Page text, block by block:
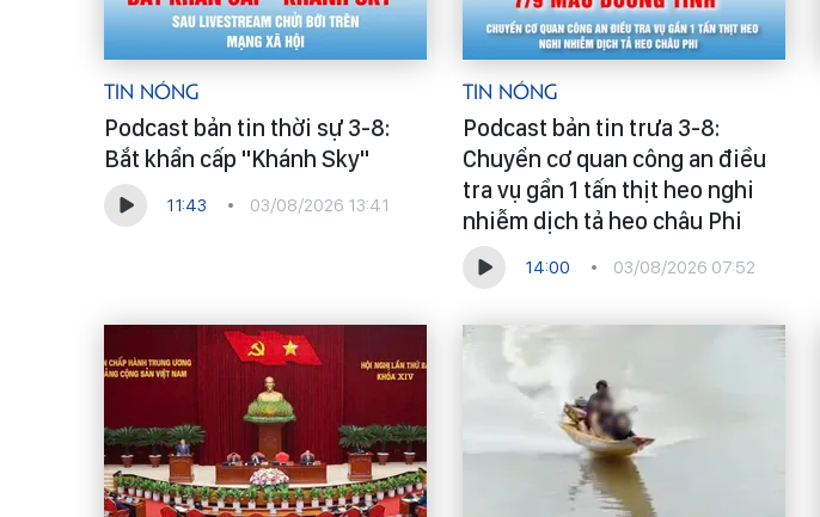
Tin Nóng
Podcast bản tin thời sự 3-8:
Bắt khẩn cấp "Khánh Sky"
11:43 03/08/2026 13:41
Tin Nóng
Podcast bản tin trưa 3-8:
Chuyển cơ quan công an điều
tra vụ gần 1 tấn thịt heo nghi
nhiễm dịch tả heo châu Phi
14:00 03/08/2026 07:52